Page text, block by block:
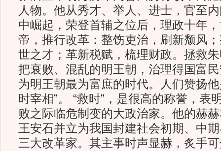
人物。他从秀才、举人、进士，官至
中崛起，荣登首辅之位后，理政十年
帝，推行改革：整饬吏治，刷新颓风
世之才；革新税赋，梳理财政。拯救
把衰败、混乱的明王朝，治理得国富
为明王朝最为富庶的时代。人们赞扬他
时宰相”。 “救时”，是很高的称誉，表
败之际临危制变的大政治家。他的赫
王安石并立为我国封建社会初期、中
三大改革家。其主事时声显赫，炙手